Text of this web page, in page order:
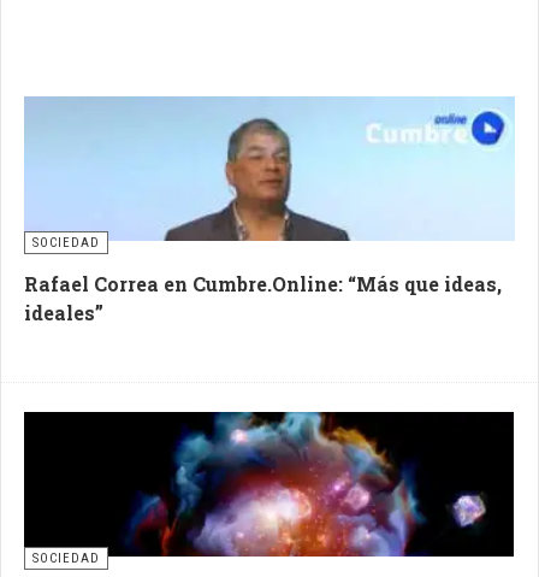
SOCIEDAD
Rafael Correa en Cumbre.Online: “Más que ideas,
ideales”
SOCIEDAD